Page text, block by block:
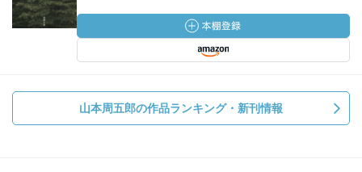
山本周五郎の作品ランキング・新刊情報